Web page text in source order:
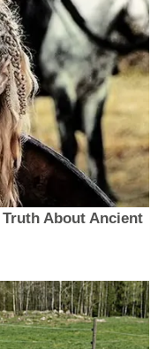
About Ancient